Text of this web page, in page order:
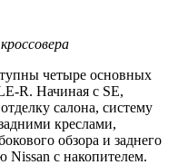
четыре основных
R. Начиная с SE,
салона, систему
креслами,
обзора и заднего
с накопителем.